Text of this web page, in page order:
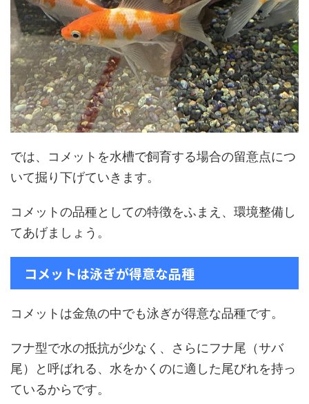
では、コメットを水槽で飼育する場合の留意点につ
いて掘り下げていきます。
コメットの品種としての特徴をふまえ、環境整備し
てあげましょう。
コメットは泳ぎが得意な品種
コメットは金魚の中でも泳ぎが得意な品種です。
フナ型で水の抵抗が少なく、さらにフナ尾（サバ
尾）と呼ばれる、水をかくのに適した尾びれを持っ
ているからです。